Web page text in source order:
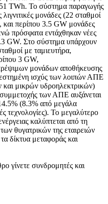
51 ΤWh. Το σύστημα παραγωγής
μονάδες (22 σταθμοί
περίπου 3.5 GW μονάδες
πρόσφατα εντάχθηκαν νέες
GW. Στο σύστημα υπάρχουν
με ταμιευτήρα,
3 GW,
μονάδων αποθήκευσης
ισχύς των λοιπών ΑΠΕ
μικρών υδροηλεκτρικών)
των ΑΠΕ αυξάνεται
(8.3% από μεγάλα
τεχνολογίες). Το μεγαλύτερο
καλύπτεται από τη
θυγατρικών της εταιρειών
μεταφοράς και
γίνετε συνδρομητές και